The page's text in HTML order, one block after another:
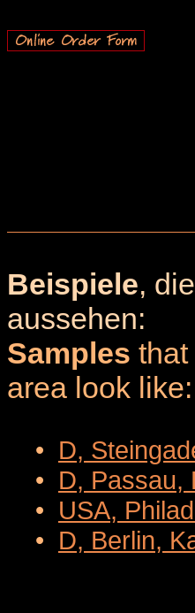
Beispiele,
aussehen:
Samples
area look like:
• D,
• D, Passau,
• USA,
• D, Berlin,